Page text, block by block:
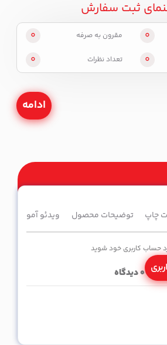
ثبت سفارش
0 مقرون به صرفه 0
0 تعداد نظرات 0
ادامه
چاپ توضیحات محصول ویدئو آموزشی
حساب کاربری خود شوید
0دیدگاه